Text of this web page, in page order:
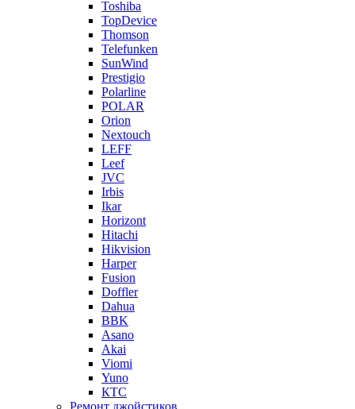
Toshiba
TopDevice
Thomson
Telefunken
SunWind
Prestigio
Polarline
POLAR
Orion
Nextouch
LEFF
Leef
JVC
Irbis
Ikar
Horizont
Hitachi
Hikvision
Harper
Fusion
Doffler
Dahua
BBK
Asano
Akai
Viomi
Yuno
КТС
Ремонт джойстиков